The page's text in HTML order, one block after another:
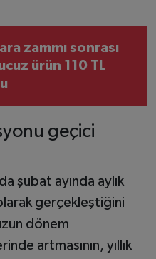
zammı sonrası
ürün 110 TL
geçici
şubat ayında aylık
gerçekleştiğini
dönem
artmasının, yıllık